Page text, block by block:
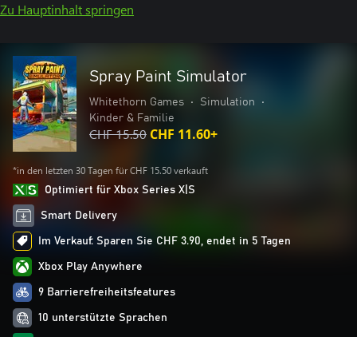
Zu Hauptinhalt springen
Spray Paint Simulator
Whitethorn Games • Simulation
•
Kinder & Familie
CHF 15.50 CHF 11.60+
*in den letzten 30 Tagen für CHF 15.50 verkauft
Optimiert für Xbox Series X|S
Smart Delivery
Im Verkauf: Sparen Sie CHF 3.90, endet in 5 Tagen
Xbox Play Anywhere
9 Barrierefreiheitsfeatures
10 unterstützte Sprachen